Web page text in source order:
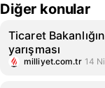
Diğer konular
Ticaret
yarışması
milliyet.com.tr 14